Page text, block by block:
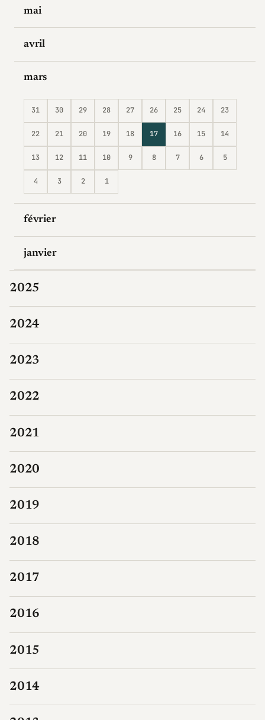
mai
avril
mars
31 30 29 28 27 26 25 24 23
22 21 20 19 18 17 16 15 14
13 12 11 10 9 8 7 6 5
4 3 2 1
février
janvier
2025
2024
2023
2022
2021
2020
2019
2018
2017
2016
2015
2014